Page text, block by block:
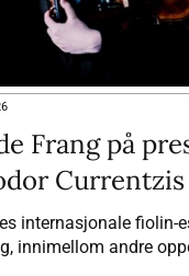
Frang på
Currentzis
internasjonale fiolin-
innimellom andre